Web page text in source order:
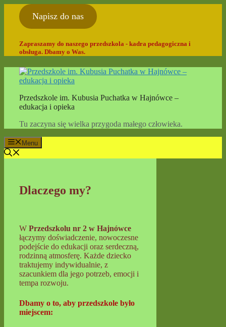
Przejdź
Napisz do nas
Zapraszamy do naszego przedszkola - kadra pedagogiczna i
obsługa. Dbamy o Was.
Przedszkole im. Kubusia Puchatka w Hajnówce –
edukacja i opieka
Tu zaczyna się wielka przygoda małego człowieka.
Menu
Dlaczego my?
W Przedszkolu nr 2 w Hajnówce
łączymy doświadczenie, nowoczesne
podejście do edukacji oraz serdeczną,
rodzinną atmosferę. Każde dziecko
traktujemy indywidualnie, z
szacunkiem dla jego potrzeb, emocji i
tempa rozwoju.
Dbamy o to, aby przedszkole było
miejscem: